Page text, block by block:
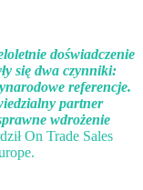
doświadczenie
się dwa czynniki:
referencje.
partner
wdrożenie
On Trade Sales